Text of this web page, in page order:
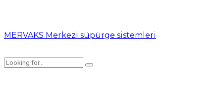
MERVAKS Merkezi süpürge sistemleri